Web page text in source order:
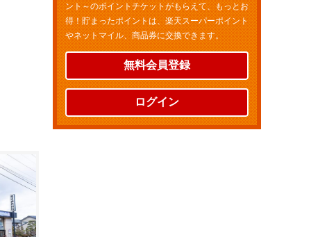
ント～のポイントチケットがもらえて、もっとお
得！貯まったポイントは、楽天スーパーポイント
やネットマイル、商品券に交換できます。
無料会員登録
ログイン